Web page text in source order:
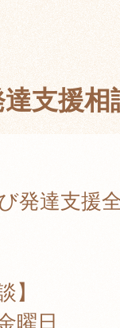
支援
発達支援
日